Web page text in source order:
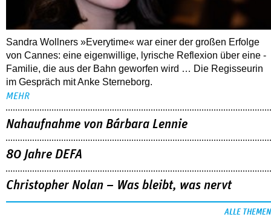
Sandra Wollners »Everytime« war einer der großen Erfolge
von Cannes: eine eigenwillige, lyrische Reflexion über eine ­
Familie, die aus der Bahn geworfen wird … Die Regisseurin
im Gespräch mit Anke Sterneborg.
MEHR
Nahaufnahme von Bárbara Lennie
80 Jahre DEFA
Christopher Nolan – Was bleibt, was nervt
ALLE THEMEN